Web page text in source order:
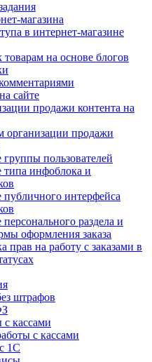
магазина
в интернет-магазине
на основе блогов
сайте
продажи контента на
организации продажи
группы пользователей
типа инфоблока и
публичного интерфейса
раздела и
оформления заказа
прав на работу с заказами в
штрафов
с кассами
с кассами
1С